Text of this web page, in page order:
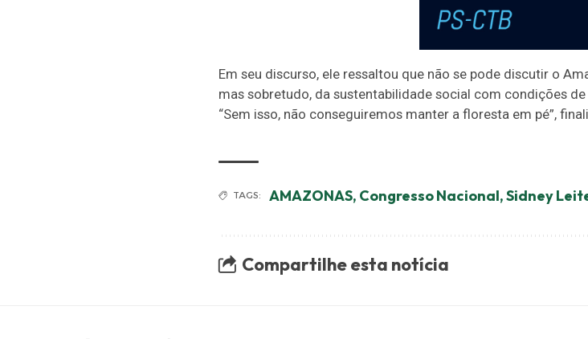
Em seu discurso, ele ressaltou que não se pode discutir o
mas sobretudo, da sustentabilidade social com condições
“Sem isso, não conseguiremos manter a floresta em pé”,
TAGS: AMAZONAS, Congresso Nacional,Sidney
Compartilhe esta notícia